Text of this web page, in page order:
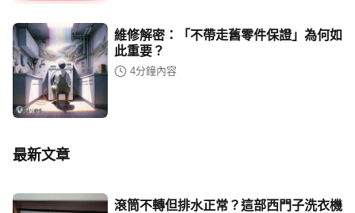
維修解密：「不帶走舊零件保證」為何如
此重要？
4分鐘內容
最新文章
滾筒不轉但排水正常？這部西門子洗衣機